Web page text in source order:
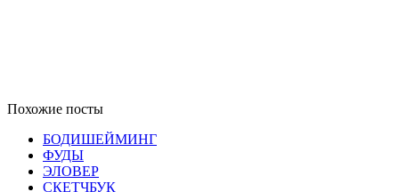
Похожие посты
БОДИШЕЙМИНГ
ФУДЫ
ЭЛОВЕР
СКЕТЧБУК